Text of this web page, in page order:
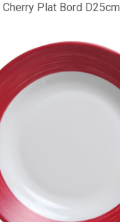
Cherry Plat Bord D25cm